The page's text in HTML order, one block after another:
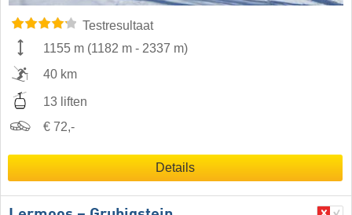
Testresultaat
1155 m (1182 m - 2337 m)
40 km
13 liften
€ 72,-
Details